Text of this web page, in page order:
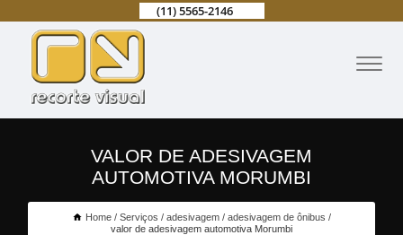
(11) 5565-2146
VALOR DE ADESIVAGEM
AUTOMOTIVA MORUMBI
Home Serviços adesivagem
adesivagem de ônibus
valor de adesivagem automotiva Morumbi